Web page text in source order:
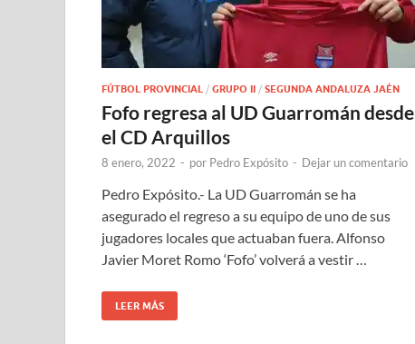
FÚTBOL PROVINCIAL / GRUPO II / SEGUNDA ANDALUZA JAÉN
Fofo regresa al UD Guarromán desde
el CD Arquillos
8 enero, 2022 - por Pedro Expósito - Dejar un comentario
Pedro Expósito.- La UD Guarromán se ha
asegurado el regreso a su equipo de uno de sus
jugadores locales que actuaban fuera. Alfonso
Javier Moret Romo ‘Fofo’ volverá a vestir …
LEER MÁS